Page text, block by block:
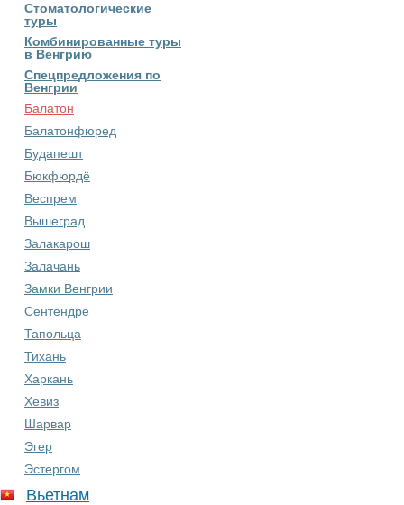
Стоматологические
туры
Комбинированные туры
в Венгрию
Спецпредложения по
Венгрии
Балатон
Балатонфюред
Будапешт
Бюкфюрдё
Веспрем
Вышеград
Залакарош
Залачань
Замки Венгрии
Сентендре
Тапольца
Тихань
Харкань
Хевиз
Шарвар
Эгер
Эстергом
Вьетнам